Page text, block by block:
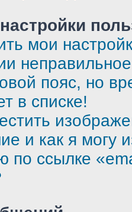
мои
пояс, но
в списке!
и как я могу
по ссылке